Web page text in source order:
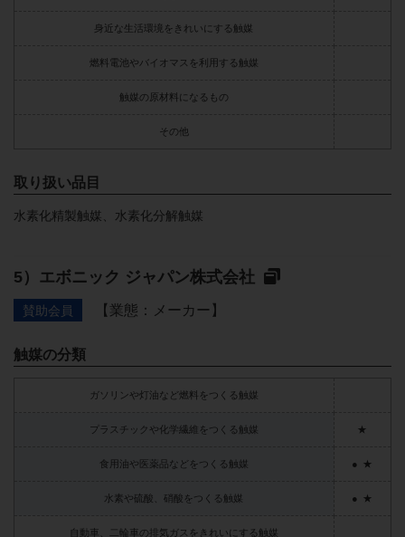
身近な生活環境をきれいにする触媒
燃料電池やバイオマスを利用する触媒
触媒の原材料になるもの
その他
取り扱い品目
水素化精製触媒、水素化分解触媒
エボニック ジャパン株式会社
賛助会員 【業態：メーカー】
触媒の分類
ガソリンや灯油など燃料をつくる触媒
プラスチックや化学繊維をつくる触媒
食用油や医薬品などをつくる触媒
水素や硫酸、硝酸をつくる触媒
自動車、二輪車の排気ガスをきれいにする触媒
★
● ★
● ★